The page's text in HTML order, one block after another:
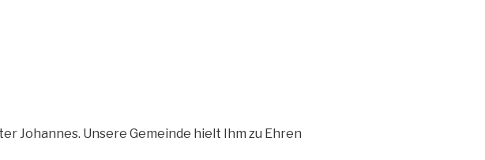
Johannes. Unsere Gemeinde hielt Ihm zu Ehren